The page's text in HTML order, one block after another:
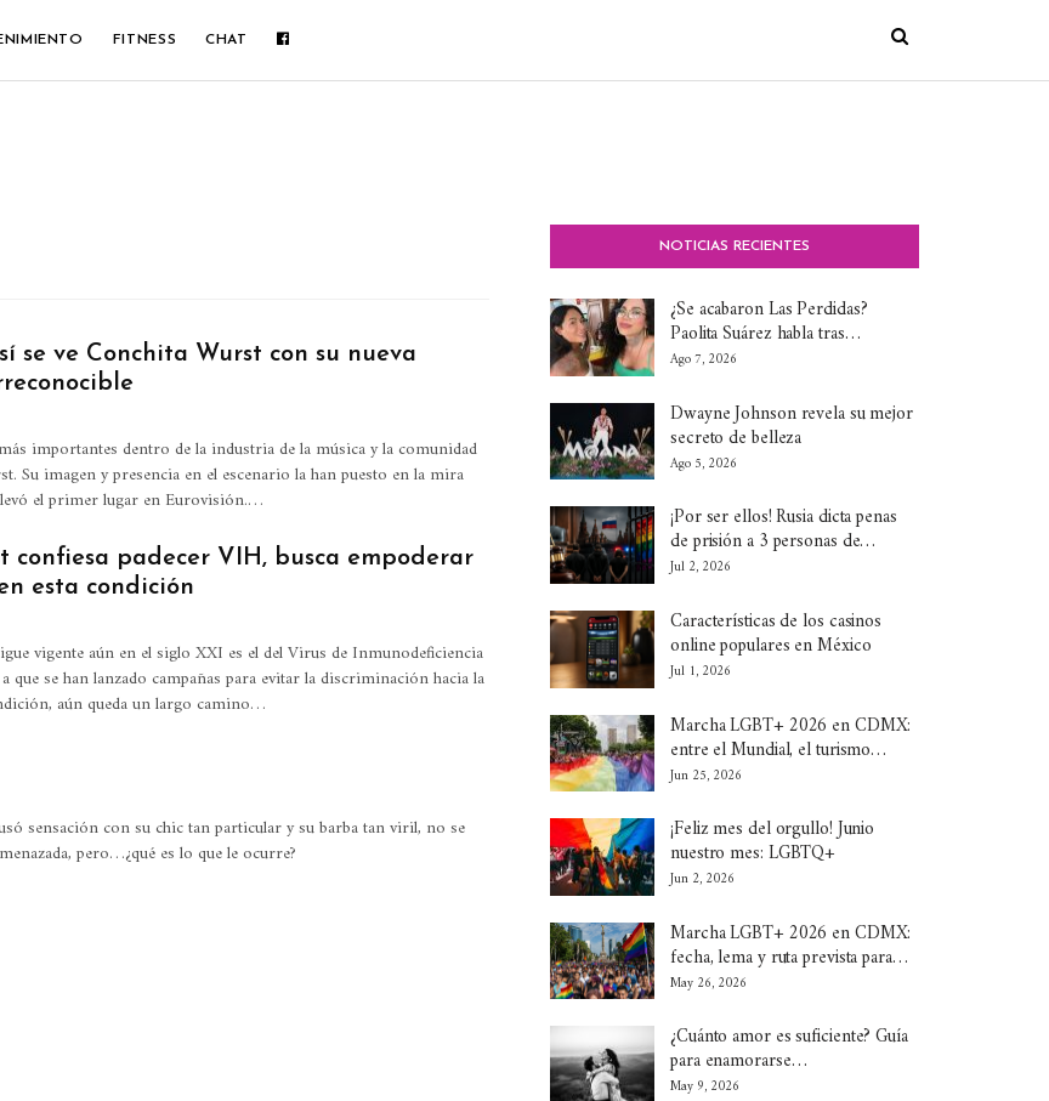
FITNESS CHAT
se ve Conchita Wurst con su nueva
importantes dentro de la industria de la música y la comunidad
Su imagen y presencia en el escenario la han puesto en la mira
el primer lugar en Eurovisión.…
confiesa padecer VIH, busca empoderar
esta condición
vigente aún en el siglo XXI es el del Virus de Inmunodeficiencia
que se han lanzado campañas para evitar la discriminación hacia la
aún queda un largo camino…
sensación con su chic tan particular y su barba tan viril, no se
pero…¿qué es lo que le ocurre?
NOTICIAS RECIENTES
¿Se acabaron Las Perdidas?
Paolita Suárez habla tras…
Ago 7, 2026
Dwayne Johnson revela su mejor
secreto de belleza
Ago 5, 2026
¡Por ser ellos! Rusia dicta penas
de prisión a 3 personas de…
Jul 2, 2026
Características de los casinos
online populares en México
Jul 1, 2026
Marcha LGBT+ 2026 en CDMX:
entre el Mundial, el turismo…
Jun 25, 2026
¡Feliz mes del orgullo! Junio
nuestro mes: LGBTQ+
Jun 2, 2026
Marcha LGBT+ 2026 en CDMX:
fecha, lema y ruta prevista para…
May 26, 2026
¿Cuánto amor es suficiente? Guía
para enamorarse…
May 9, 2026